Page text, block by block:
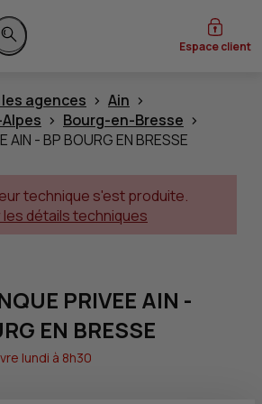
Rechercher sur le site
Espace client
agences
Ain
Bourg-en-Bresse
AIN - BP BOURG EN BRESSE
technique s'est produite.
détails techniques
précédente
PRIVEE AIN -
EN BRESSE
lundi à 8h30